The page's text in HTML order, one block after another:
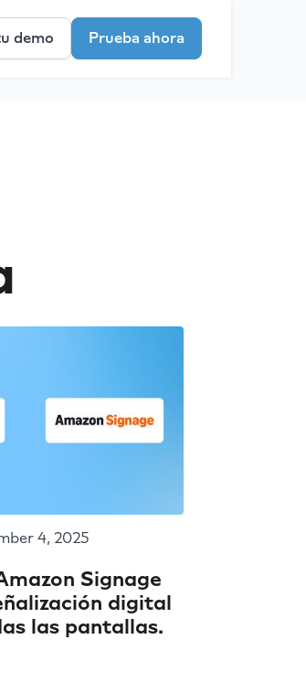
demo Prueba ahora
4, 2025
Signage
digital
las pantallas.